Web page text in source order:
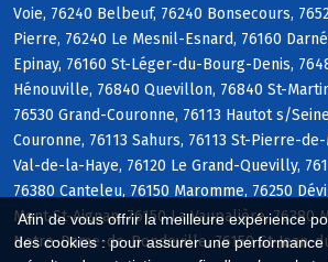
Afin de vous offrir la meilleure expérience
des cookies : pour assurer une
Voie, 76240 Belbeuf, 76240 Bonsecours,
Pierre, 76240 Le Mesnil-Esnard, 76160
Epinay, 76160 St-Léger-du-Bourg-Denis,
Hénouville, 76840 Quevillon, 76840 St-
76530 Grand-Couronne, 76113 Hautot s/
Couronne, 76113 Sahurs, 76113 St-Pierre-
Val-de-la-Haye, 76120 Le Grand-Quevilly,
76380 Canteleu, 76150 Maromme, 76250
Mont-St-Aignan, 76150 La Vaupalière, 76380
Notre-Dame-de-Bondeville, 76150 St-Jean-